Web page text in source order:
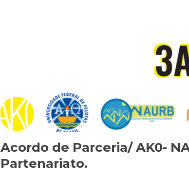
Acordo de Parceria/ AK0-
Partenariato.